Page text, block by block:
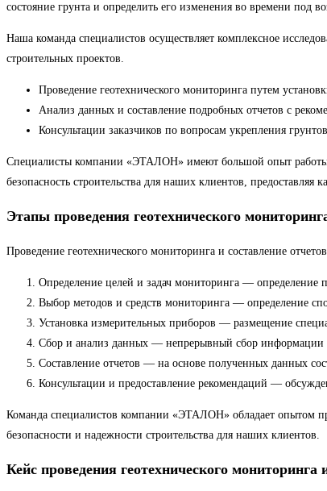
состояние грунта и определить его изменения во времени под
Наша команда специалистов осуществляет комплексное
строительных проектов.
Проведение геотехнического мониторинга путем
Анализ данных и составление подробных отчетов с
Консультации заказчиков по вопросам укрепления
Специалисты компании «ЭТАЛОН» имеют большой опыт работы
безопасность строительства для наших клиентов, предоставляя
Этапы проведения геотехнического
Проведение геотехнического мониторинга и составление
Определение целей и задач мониторинга — определение
Выбор методов и средств мониторинга — определение
Установка измерительных приборов — размещение
Сбор и анализ данных — непрерывный сбор информации
Составление отчетов — на основе полученных данных
Консультации и предоставление рекомендаций —
Команда специалистов компании «ЭТАЛОН» обладает опытом
безопасности и надежности строительства для наших клиентов.
Кейс проведения геотехнического